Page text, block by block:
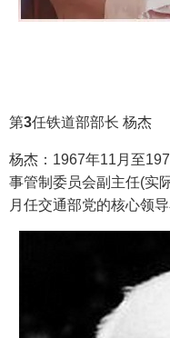
第3任铁道部部长 杨杰
杨杰：1967年11月至
事管制委员会副主任(实
月任交通部党的核心领